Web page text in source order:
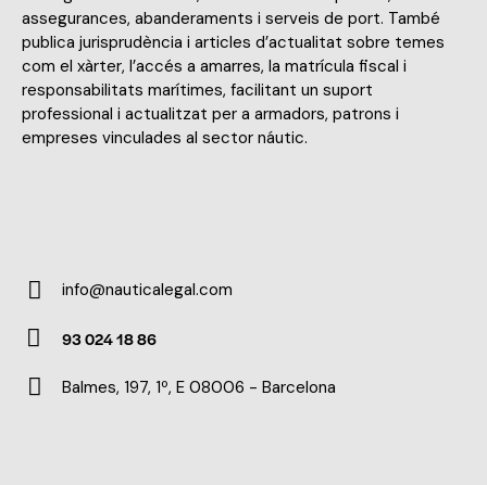
assegurances, abanderaments i serveis de port. També
publica jurisprudència i articles d’actualitat sobre temes
com el xàrter, l’accés a amarres, la matrícula fiscal i
responsabilitats marítimes, facilitant un suport
professional i actualitzat per a armadors, patrons i
empreses vinculades al sector náutic.
E-
m
ail:
info@nauticalegal.com
Ph
on
93 024 18 86
Balmes, 197, 1º, E 08006 - Barcelona